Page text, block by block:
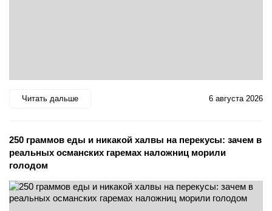
Читать дальше 6 августа 2026
250 граммов еды и никакой халвы на перекусы: зачем в
реальных османских гаремах наложниц морили
голодом